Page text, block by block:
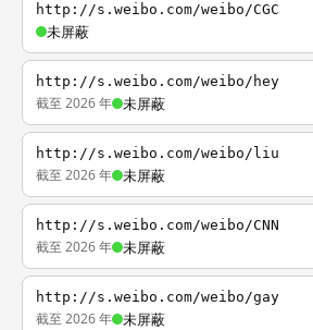
http://s.weibo.com/weibo/CGC
未屏蔽
http://s.weibo.com/weibo/hey
截至 2026 年 未屏蔽
http://s.weibo.com/weibo/liu
截至 2026 年 未屏蔽
http://s.weibo.com/weibo/CNN
截至 2026 年 未屏蔽
http://s.weibo.com/weibo/gay
截至 2026 年 未屏蔽